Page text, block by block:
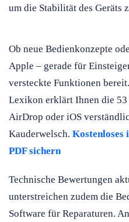
um die Stabilität des Geräts
Ob neue Bedienkonzepte
Apple – gerade für
versteckte Funktionen
Lexikon erklärt Ihnen die
AirDrop oder iOS
Kauderwelsch. Kostenloses
PDF sichern
Technische Bewertungen
unterstreichen zudem die
Software für Reparaturen.